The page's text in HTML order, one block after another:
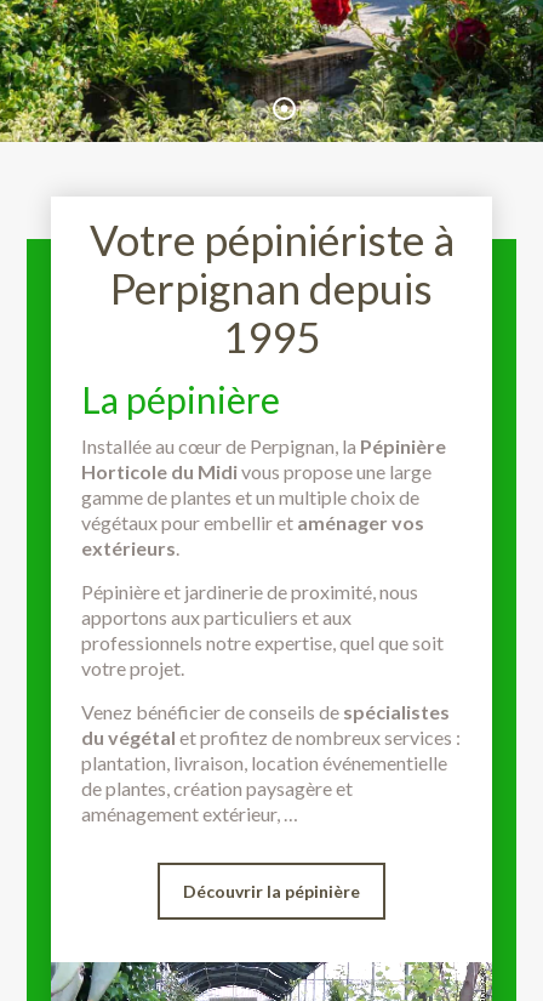
Votre pépiniériste à
Perpignan depuis
1995
La pépinière
Installée au cœur de Perpignan, la Pépinière
Horticole du Midivous propose une large
gamme de plantes et un multiple choix de
végétaux pour embellir et aménager vos
extérieurs.
Pépinière et jardinerie de proximité, nous
apportons aux particuliers et aux
professionnels notre expertise, quel que soit
votre projet.
Venez bénéficier de conseils de spécialistes
du végétal et profitez de nombreux services :
plantation, livraison, location événementielle
de plantes, création paysagère et
aménagement extérieur, …
Découvrir la pépinière